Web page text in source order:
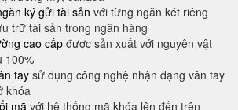
ký gửi tài sản với từng ngăn két riêng
trữ tài sản trong ngân hàng
cao cấp được sản xuất với nguyên vật
100%
tay sử dụng công nghệ nhận dạng vân tay
khóa
mã với hệ thống mã khóa lên đến trên